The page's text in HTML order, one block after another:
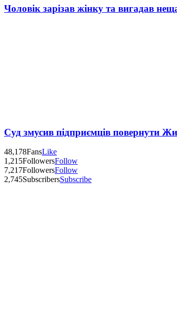
Чоловік зарізав жінку та вигадав
Суд змусив підприємців повернути
48,178FansLike
1,215FollowersFollow
7,217FollowersFollow
2,745SubscribersSubscribe